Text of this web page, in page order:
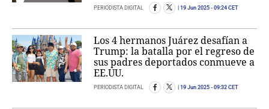
PERIODISTA DIGITAL 19 Jun 2025 - 09:24 CET
Los 4 hermanos Juárez desafían a
Trump: la batalla por el regreso de
sus padres deportados conmueve a
EE.UU.
PERIODISTA DIGITAL 19 Jun 2025 - 09:32 CET